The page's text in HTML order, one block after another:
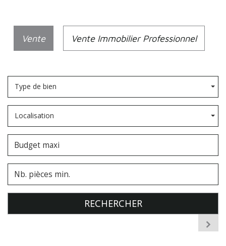
Vente Vente Immobilier Professionnel
Type de bien
Localisation
RECHERCHER